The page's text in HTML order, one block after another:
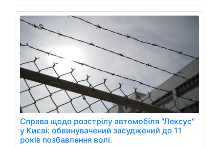
Справа щодо розстрілу автомобіля "Лексус"
у Києві: обвинувачений засуджений до 11
років позбавлення волі.